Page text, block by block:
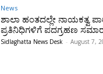
News
ಶಾಲಾ ಹಂತದಲ್ಲೇ ನಾಯಕತ್ವ
ಪ್ರತಿನಿಧಿಗಳಿಗೆ ಪದಗ್ರಹಣ
Sidlaghatta News Desk - August 7,